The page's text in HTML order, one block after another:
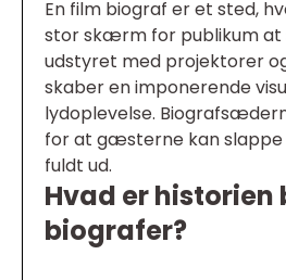
En film biograf er et sted,
stor skærm for publikum at
udstyret med projektorer
skaber en imponerende
lydoplevelse.
for at gæsterne kan slappe
fuldt ud.
Hvad er historien
biografer?